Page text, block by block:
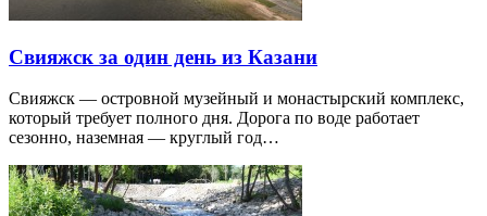
Свияжск за один день из Казани
Свияжск — островной музейный и монастырский комплекс,
который требует полного дня. Дорога по воде работает
сезонно, наземная — круглый год…